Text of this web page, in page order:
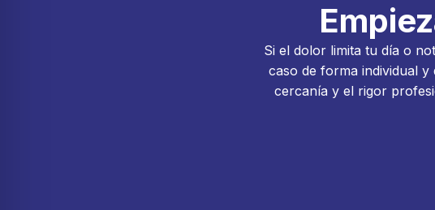
Si el dolor limita tu día o
caso de forma individual y
cercanía y el rigor